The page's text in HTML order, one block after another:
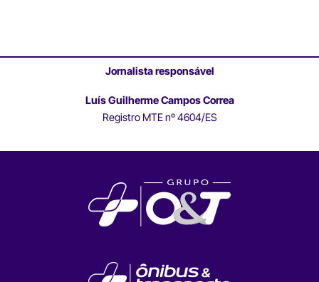
Jornalista responsável
Luís Guilherme Campos Correa
Registro MTE nº 4604/ES